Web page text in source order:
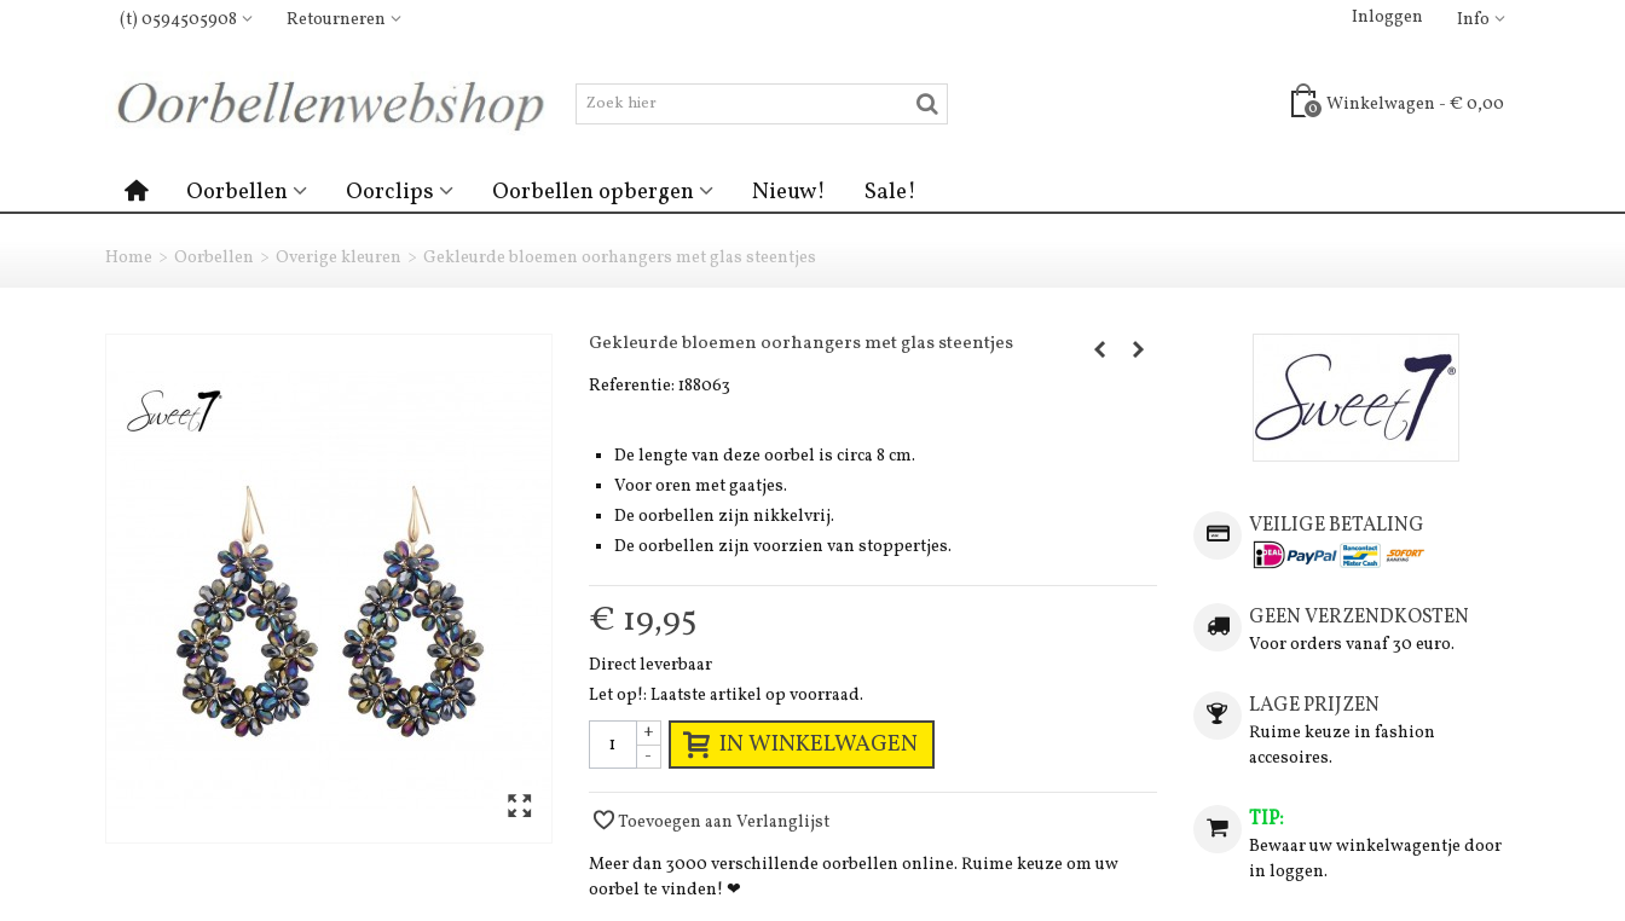
(t) 0594505908 Retourneren Info
Inloggen
0 Winkelwagen - € 0,00
Oorbellen Oorclips Oorbellen opbergen Nieuw! Sale!
Home > Oorbellen > Overige kleuren > Gekleurde bloemen oorhangers met glas steentjes
Gekleurde bloemen oorhangers met glas steentjes
Referentie: 188063
De lengte van deze oorbel is circa 8 cm.
Voor oren met gaatjes.
De oorbellen zijn nikkelvrij.
De oorbellen zijn voorzien van stoppertjes.
€ 19,95
Direct leverbaar
Let op!: Laatste artikel op voorraad.
-
+ IN WINKELWAGEN
Toevoegen aan Verlanglijst
Meer dan 3000 verschillende oorbellen online. Ruime keuze om uw
oorbel te vinden! ❤
VEILIGE BETALING
GEEN VERZENDKOSTEN
Voor orders vanaf 30 euro.
LAGE PRIJZEN
Ruime keuze in fashion
accesoires.
TIP:
Bewaar uw winkelwagentje door
in loggen.